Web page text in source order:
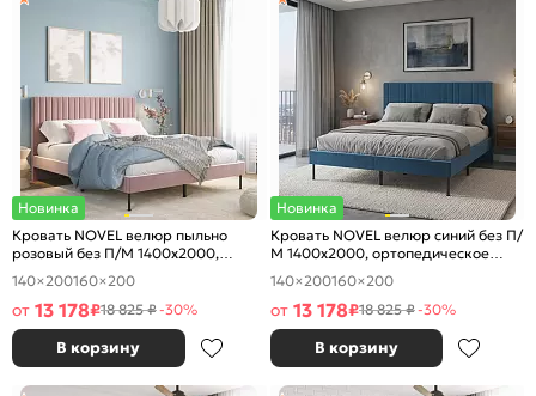
Новинка
Кровать NOVEL велюр пыльно
розовый без П/М 1400x2000,
ортопедическое основание,
изголовье мягкое
140×200160×200
от 13 178₽18 825 ₽-30%
В корзину
Новинка
Кровать NOVEL велюр синий без П/
М 1400x2000, ортопедическое
основание, изголовье мягкое
140×200160×200
от 13 178₽18 825 ₽-30%
В корзину